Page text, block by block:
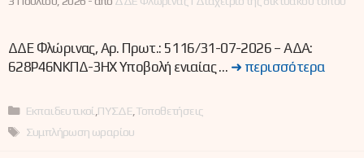
ΔΔΕ Φλώρινας, Αρ. Πρωτ.: 5116/31-07-2026 – ΑΔΑ:
628Ρ46ΝΚΠΔ-3ΗΧ Υποβολή ενιαίας … ➜ περισσότερα
Κατηγορίες
Εκπαιδευτικοί ΠΥΣΔΕ Τοποθετήσεις
Ετικέτες
Συμπλήρωση ωραρίου